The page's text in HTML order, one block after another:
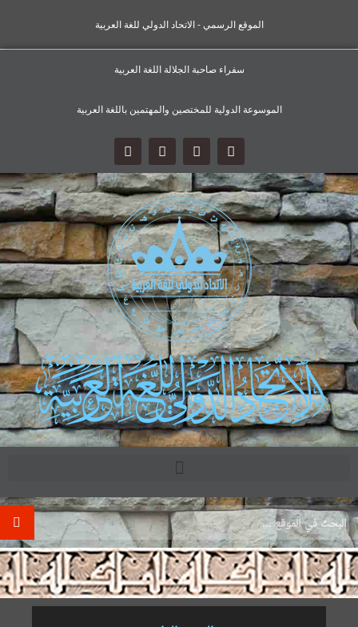
الموقع الرسمي - الاتحاد الدولي للغة العربية
سفراء صاحبة الجلالة اللغة العربية
الموسوعة الدولية للمختصين والمهتمين باللغة العربية
.